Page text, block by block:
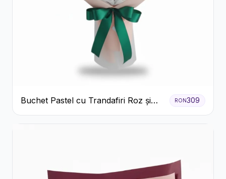
Buchet Pastel cu Trandafiri Roz și
Albi
RON309